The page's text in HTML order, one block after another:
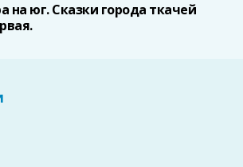
на юг. Сказки города ткачей